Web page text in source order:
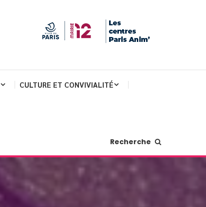
CULTURE ET CONVIVIALITÉ
Recherche